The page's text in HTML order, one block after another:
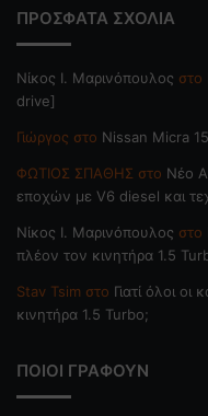
ΠΡΟΣΦΑΤΑ ΣΧΟΛΙΑ
Nίκος Ι. Mαρινόπουλος στο
drive]
Γιώργος στο Nissan Micra
ΦΩΤΙΟΣ ΣΠΑΘΗΣ στο Νέο
εποχών με V6 diesel και
Nίκος Ι. Mαρινόπουλος στο
πλέον τον κινητήρα 1.5
Stav Tsim στο Γιατί όλοι
κινητήρα 1.5 Turbo;
ΠΟΙΟΙ ΓΡΑΦΟΥΝ